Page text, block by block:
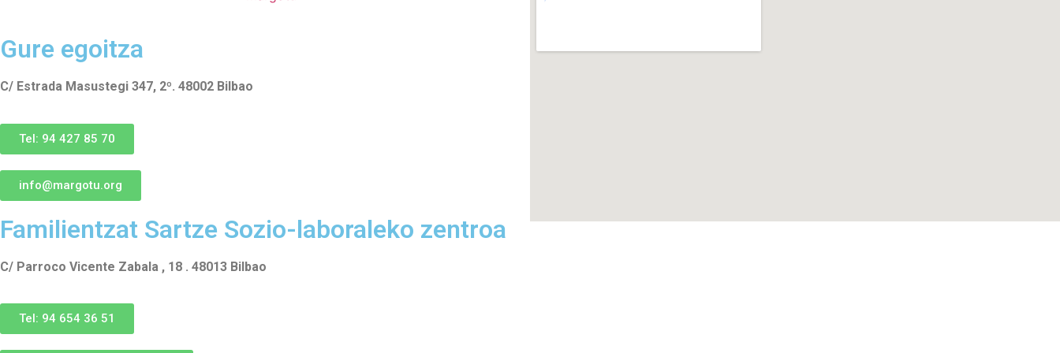
Gure egoitza
C/ Estrada Masustegi 347, 2º. 48002 Bilbao
Tel: 94 427 85 70
info@margotu.org
Familientzat Sartze Sozio-laboraleko zentroa
C/ Parroco Vicente Zabala , 18 . 48013 Bilbao
Tel: 94 654 36 51